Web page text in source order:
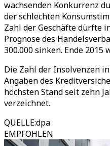
wachsenden Konkurrenz
der schlechten
Zahl der Geschäfte dürfte
Prognose des
300.000 sinken. Ende 2015
Die Zahl der Insolvenzen
Angaben des
höchsten Stand seit zehn
verzeichnet.
QUELLE:dpa
EMPFOHLEN